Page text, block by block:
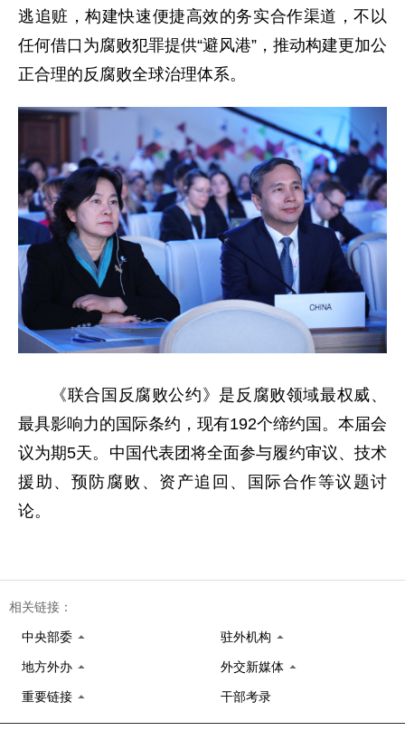
逃追赃，构建快速便捷高效的务实合作渠道，不以
任何借口为腐败犯罪提供“避风港”，推动构建更加公
正合理的反腐败全球治理体系。
《联合国反腐败公约》是反腐败领域最权威、
最具影响力的国际条约，现有192个缔约国。本届会
议为期5天。中国代表团将全面参与履约审议、技术
援助、预防腐败、资产追回、国际合作等议题讨
论。
相关链接：
中央部委 驻外机构
地方外办 外交新媒体
重要链接 干部考录